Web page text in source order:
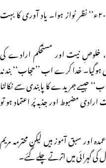
آپ کا ارسال کردہ تحفہ ’’حجاب اپریل ۲۰۰۴ء‘‘ نظر نواز ہوا۔ یاد آوری کا بہت
خلوصِ نیت اور مستحکم ارادے کی
خدا کرے اب ’’حجاب‘‘ بند نہ
جیسے جریدے کا پابندی سے نکالنا
مضبوط اور جذبہ پُر اعتماد ہو تو
اور سبق آموز ہیں لیکن محترمہ مریم
کی گہرائی میں اترتے چلے گئے۔